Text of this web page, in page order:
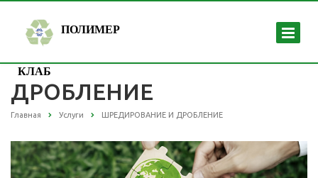
ПОЛИМЕР
КЛАБ
ДРОБЛЕНИЕ
Главная Услуги ШРЕДИРОВАНИЕ И ДРОБЛЕНИЕ